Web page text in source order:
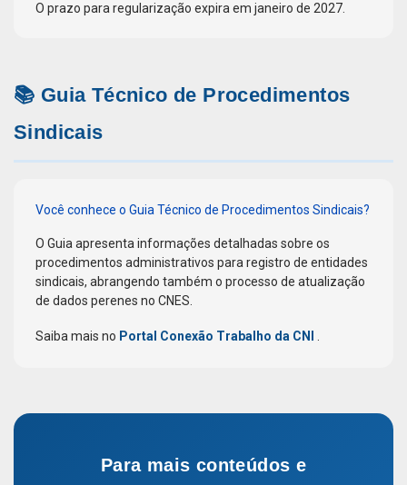
O prazo para regularização expira em janeiro de 2027.
📚 Guia Técnico de Procedimentos
Sindicais
Você conhece o Guia Técnico de Procedimentos Sindicais?
O Guia apresenta informações detalhadas sobre os
procedimentos administrativos para registro de entidades
sindicais, abrangendo também o processo de atualização
de dados perenes no CNES.
Saiba mais no Portal Conexão Trabalho da CNI .
Para mais conteúdos e